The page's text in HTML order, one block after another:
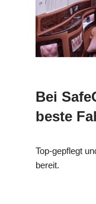
Bei
beste
Top-gepflegt
bereit.